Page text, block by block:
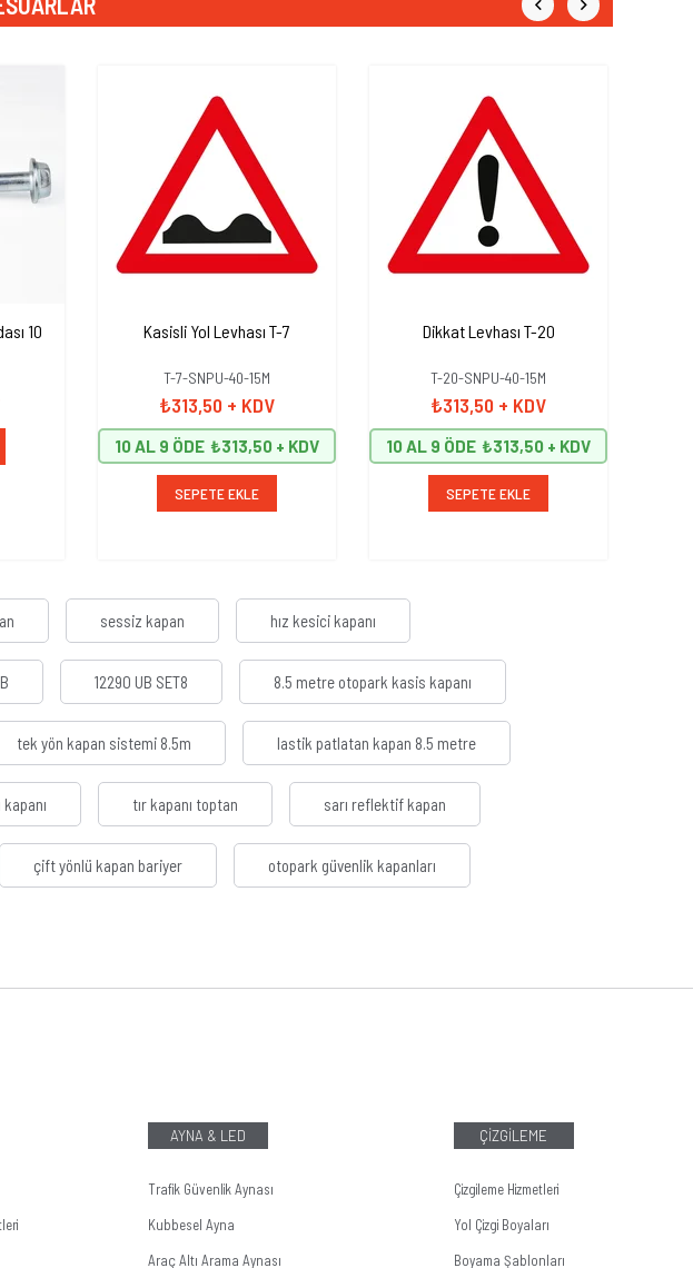
10
Kasisli Yol Levhası T-7
T-7-SNPU-40-15M
₺313,50 + KDV
10 AL 9 ÖDE ₺313,50
SEPETE EKLE
Dikkat Levhası T-20
T-20-SNPU-40-15M
₺313,50 + KDV
10 AL 9 ÖDE ₺313,50
SEPETE EKLE
sessiz kapan hız kesici kapanı
12290 UB SET8 8.5 metre otopark kasis kapanı
tek yön kapan sistemi 8.5m lastik patlatan kapan 8.5 metre
kapanı tır kapanı toptan sarı reflektif kapan
çift yönlü kapan bariyer otopark güvenlik kapanları
AYNA & LED
Trafik Güvenlik Aynası
Kubbesel Ayna
Araç Altı Arama Aynası
ÇİZGİLEME
Çizgileme Hizmetleri
Yol Çizgi Boyaları
Boyama Şablonları